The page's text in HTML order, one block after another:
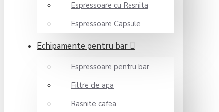
Espressoare cu Rasnita
Espressoare Capsule
Echipamente pentru bar
Espressoare pentru bar
Filtre de apa
Rasnite cafea